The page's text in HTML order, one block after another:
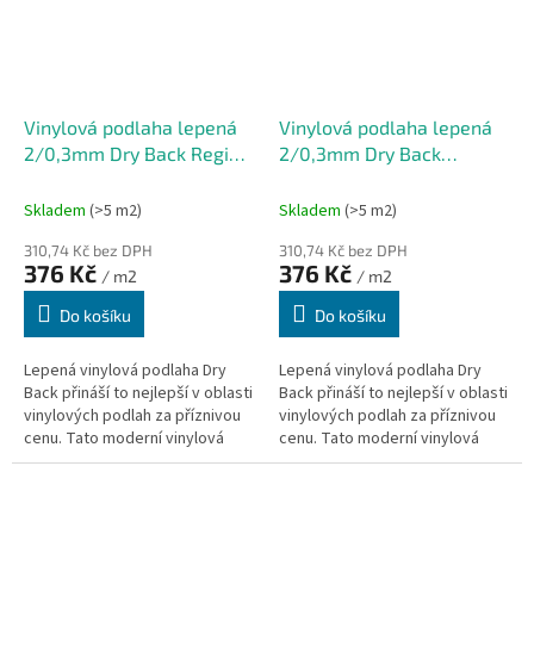
Vinylová podlaha lepená
2/0,3mm Dry Back Regina
(3,6232m2)
Skladem (>5 m2)
310,74 Kč bez DPH
376 Kč / m2
Do košíku
Lepená vinylová podlaha Dry
Back přináší to nejlepší v oblasti
vinylových podlah za příznivou
cenu. Tato moderní vinylová
podlaha neobsahuje podložku a
Vinylová podlaha lepená
2/0,3mm Dry Back
152,4x914,4mm
Skladem (>5 m2)
310,74 Kč bez DPH
376 Kč / m2
Do košíku
Lepená vinylová podlaha Dry
Back přináší to nejlepší v oblasti
vinylových podlah za příznivou
cenu. Tato moderní vinylová
podlaha neobsahuje podložku a